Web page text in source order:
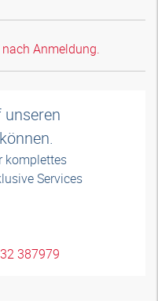
Anmeldung.
komplettes
Services
387979